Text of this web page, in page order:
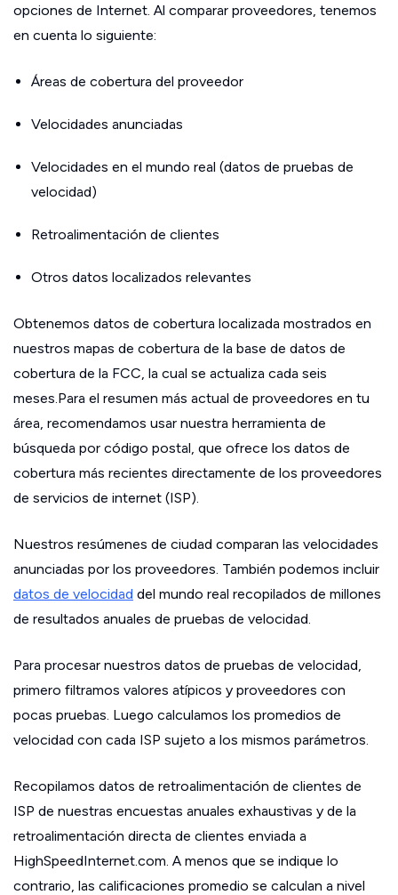
opciones de Internet. Al comparar proveedores, tenemos
en cuenta lo siguiente:
Áreas de cobertura del proveedor
Velocidades anunciadas
Velocidades en el mundo real (datos de pruebas de
velocidad)
Retroalimentación de clientes
Otros datos localizados relevantes
Obtenemos datos de cobertura localizada mostrados en
nuestros mapas de cobertura de la base de datos de
cobertura de la FCC, la cual se actualiza cada seis
meses.Para el resumen más actual de proveedores en tu
área, recomendamos usar nuestra herramienta de
búsqueda por código postal, que ofrece los datos de
cobertura más recientes directamente de los proveedores
de servicios de internet (ISP).
Nuestros resúmenes de ciudad comparan las velocidades
anunciadas por los proveedores. También podemos incluir
datos de velocidad del mundo real recopilados de millones
de resultados anuales de pruebas de velocidad.
Para procesar nuestros datos de pruebas de velocidad,
primero filtramos valores atípicos y proveedores con
pocas pruebas. Luego calculamos los promedios de
velocidad con cada ISP sujeto a los mismos parámetros.
Recopilamos datos de retroalimentación de clientes de
ISP de nuestras encuestas anuales exhaustivas y de la
retroalimentación directa de clientes enviada a
HighSpeedInternet.com. A menos que se indique lo
contrario, las calificaciones promedio se calculan a nivel